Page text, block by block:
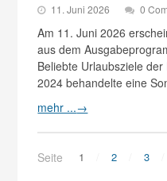
11. Juni 2026 0
Am 11. Juni 2026
aus dem
Beliebte Urlaubsziele
2024 behandelte eine
mehr ...→
Seite 1 2 3